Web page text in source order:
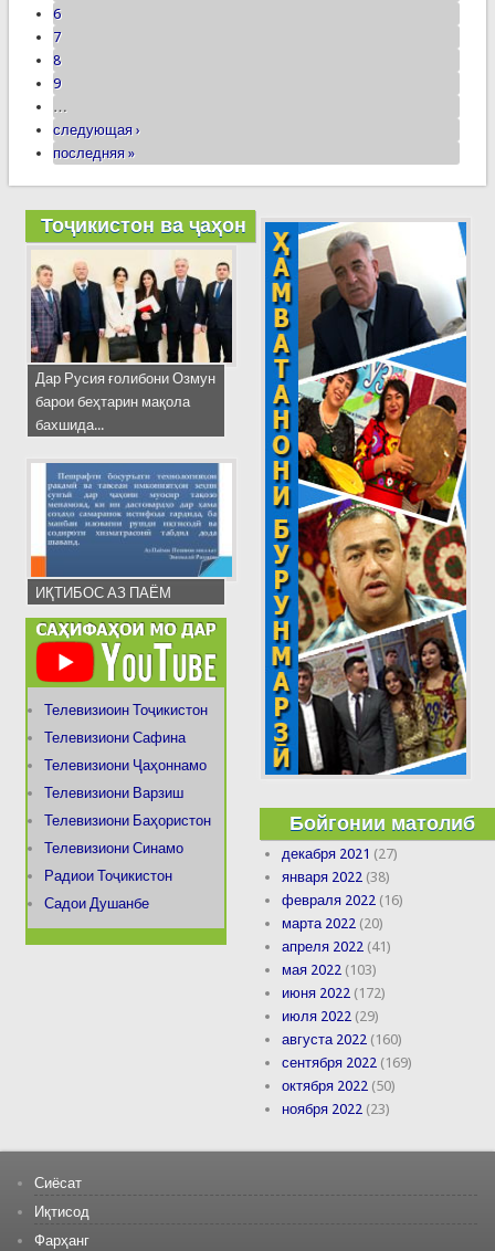
6
7
8
9
…
следующая ›
последняя »
Тоҷикистон ва ҷаҳон
Дар Русия ғолибони Озмун
барои беҳтарин мақола
бахшида...
ИҚТИБОС АЗ ПАЁМ
Телевизиоин Тоҷикистон
Телевизиони Сафина
Телевизиони Ҷаҳоннамо
Телевизиони Варзиш
Телевизиони Баҳористон
Телевизиони Синамо
Радиои Тоҷикистон
Садои Душанбе
Бойгонии матолиб
декабря 2021 (27)
января 2022 (38)
февраля 2022 (16)
марта 2022 (20)
апреля 2022 (41)
мая 2022 (103)
июня 2022 (172)
июля 2022 (29)
августа 2022 (160)
сентября 2022 (169)
октября 2022 (50)
ноября 2022 (23)
Сиёсат
Иқтисод
Фарҳанг